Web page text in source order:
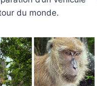
du monde.